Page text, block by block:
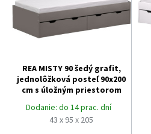
Dodanie: do 14 prac. dní
43 x 95 x 205
REA MISTY 90 šedý grafit,
jednolôžková posteľ 90x200
cm s úložným priestorom